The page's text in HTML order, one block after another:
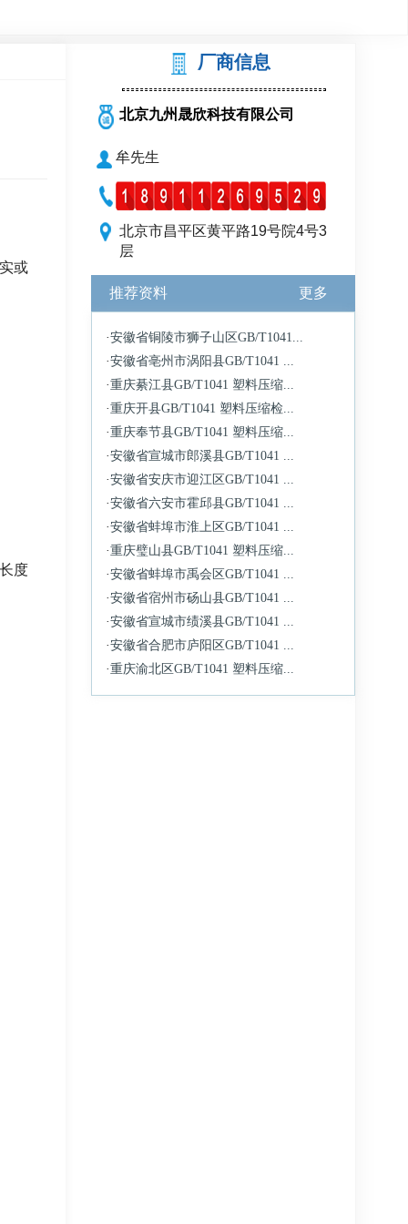
厂商信息
北京九州晟欣科技有限公司
牟先生
北京市昌平区黄平路19号院4号3
层
推荐资料 更多
·安徽省铜陵市狮子山区GB/T1041...
·安徽省亳州市涡阳县GB/T1041 ...
·重庆綦江县GB/T1041 塑料压缩...
·重庆开县GB/T1041 塑料压缩检...
·重庆奉节县GB/T1041 塑料压缩...
·安徽省宣城市郎溪县GB/T1041 ...
·安徽省安庆市迎江区GB/T1041 ...
·安徽省六安市霍邱县GB/T1041 ...
·安徽省蚌埠市淮上区GB/T1041 ...
·重庆璧山县GB/T1041 塑料压缩...
·安徽省蚌埠市禹会区GB/T1041 ...
·安徽省宿州市砀山县GB/T1041 ...
·安徽省宣城市绩溪县GB/T1041 ...
·安徽省合肥市庐阳区GB/T1041 ...
·重庆渝北区GB/T1041 塑料压缩...
或
度